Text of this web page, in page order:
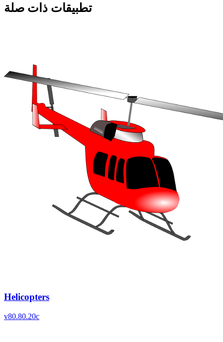
تطبيقات ذات صلة
Helicopters
v80.80.20c